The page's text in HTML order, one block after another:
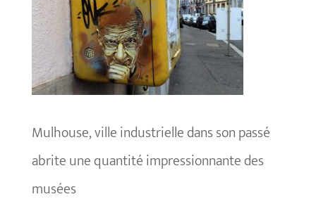
Mulhouse, ville industrielle dans son passé
abrite une quantité impressionnante des
musées